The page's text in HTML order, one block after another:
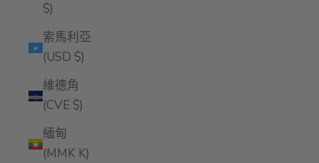
$)
索馬利亞
(USD $)
維德角
(CVE $)
緬甸
(MMK K)